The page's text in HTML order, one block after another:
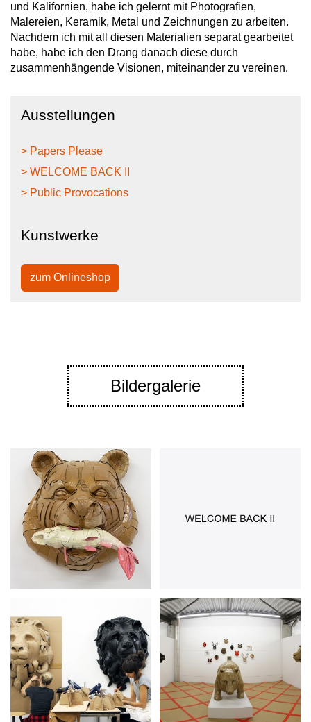
und Kalifornien, habe ich gelernt mit Photografien,
Malereien, Keramik, Metal und Zeichnungen zu arbeiten.
Nachdem ich mit all diesen Materialien separat gearbeitet
habe, habe ich den Drang danach diese durch
zusammenhängende Visionen, miteinander zu vereinen.
Ausstellungen
> Papers Please
> WELCOME BACK II
> Public Provocations
Kunstwerke
zum Onlineshop
Bildergalerie